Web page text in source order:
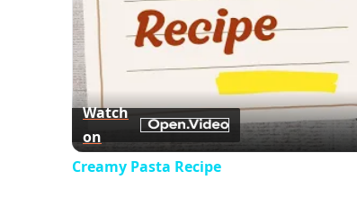
Watch
on
Creamy Pasta Recipe